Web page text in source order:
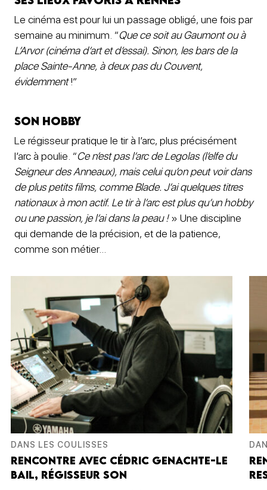
Le cinéma est pour lui un passage obligé, une fois par
semaine au minimum. “Que ce soit au Gaumont ou à
L’Arvor (cinéma d’art et d’essai). Sinon, les bars de la
place Sainte-Anne, à deux pas du Couvent,
évidemment!”
Son hobby
Le régisseur pratique le tir à l’arc, plus précisément
l’arc à poulie. “Ce n’est pas l’arc de Legolas (l’elfe du
Seigneur des Anneaux), mais celui qu’on peut voir dans
de plus petits films, comme Blade. J’ai quelques titres
nationaux à mon actif. Le tir à l’arc est plus qu’un hobby
ou une passion, je l’ai dans la peau !» Une discipline
qui demande de la précision, et de la patience,
comme son métier…
DANS LES COULISSES
RENCONTRE AVEC CÉDRIC GENACHTE-LE
BAIL, RÉGISSEUR SON